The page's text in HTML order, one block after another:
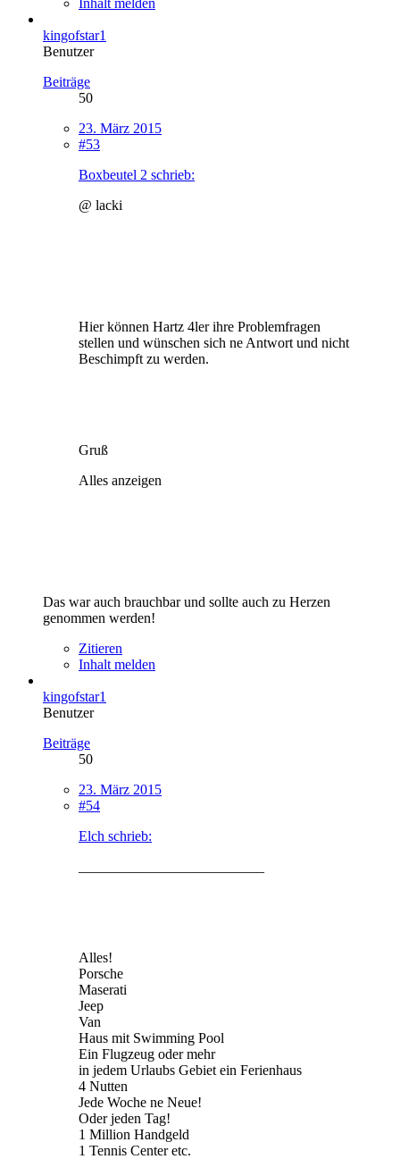
kingofstar1
Benutzer
Beiträge
50
23. März 2015
#53
Boxbeutel 2 schrieb:
@ lacki
Hier können Hartz 4ler ihre Problemfragen
stellen und wünschen sich ne Antwort und nicht
Beschimpft zu werden.
Gruß
Alles anzeigen
Das war auch brauchbar und sollte auch zu Herzen
genommen werden!
Zitieren
Inhalt melden
kingofstar1
Benutzer
Beiträge
50
23. März 2015
#54
Elch schrieb:
Alles!
Porsche
Maserati
Jeep
Van
Haus mit Swimming Pool
Ein Flugzeug oder mehr
in jedem Urlaubs Gebiet ein Ferienhaus
4 Nutten
Jede Woche ne Neue!
Oder jeden Tag!
1 Million Handgeld
1 Tennis Center etc.